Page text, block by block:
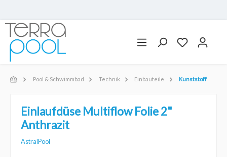
Pool & Schwimmbad Technik Einbauteile Kunststoff
Einlaufdüse Multiflow Folie 2"
Anthrazit
AstralPool